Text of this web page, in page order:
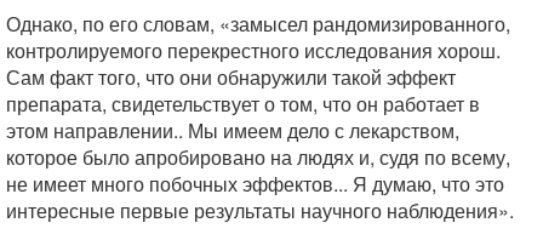
Однако, по его словам, «замысел рандомизированного,
контролируемого перекрестного исследования хорош.
Сам факт того, что они обнаружили такой эффект
препарата, свидетельствует о том, что он работает в
этом направлении.. Мы имеем дело с лекарством,
которое было апробировано на людях и, судя по всему,
не имеет много побочных эффектов... Я думаю, что это
интересные первые результаты научного наблюдения».